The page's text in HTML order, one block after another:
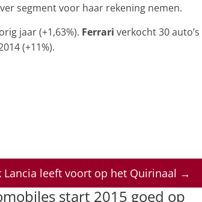
segment voor haar rekening nemen.
jaar (+1,63%). Ferrari verkocht 30 auto’s
(+11%).
leeft voort op het Quirinaal →
start 2015 goed op